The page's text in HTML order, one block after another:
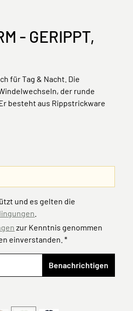
- GERIPPT,
für Tag & Nacht. Die
der runde
besteht aus Rippstrickware
und es gelten die
zur Kenntnis genommen
einverstanden. *
Benachrichtigen